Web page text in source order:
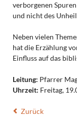
verborgenen
und nicht des
Neben vielen
hat die Erzählung
Einfluss auf das
Leitung: Pfarrer
Uhrzeit: Freitag,
Zurück